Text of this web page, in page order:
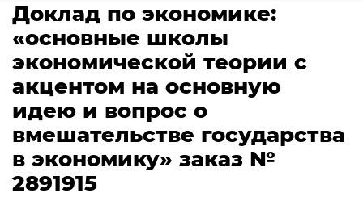
Доклад по экономике:
«основные школы
экономической теории с
акцентом на основную
идею и вопрос о
вмешательстве государства
в экономику» заказ №
2891915